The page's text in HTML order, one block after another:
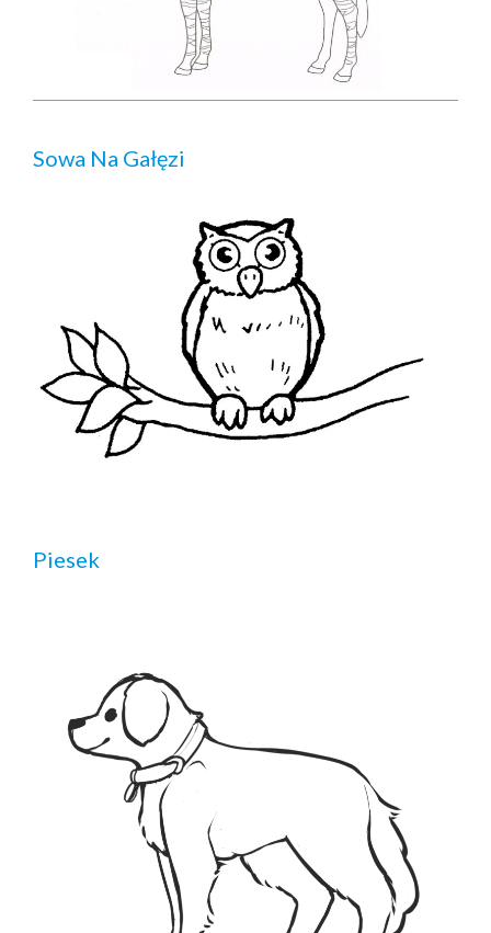
Sowa Na Gałęzi
Piesek